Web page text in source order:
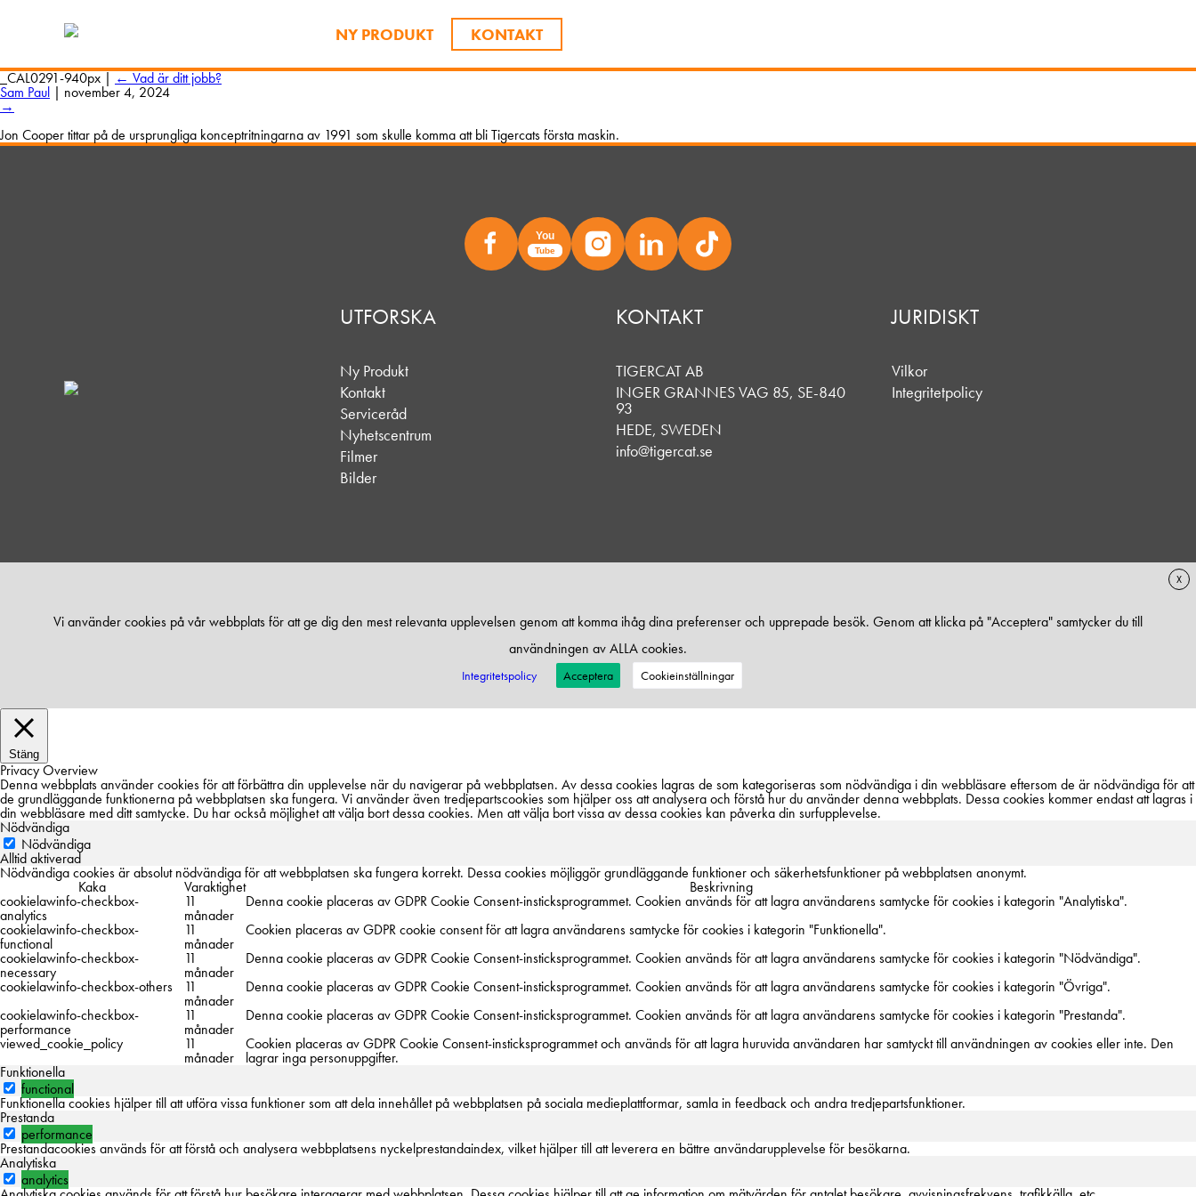
NY PRODUKT KONTAKT
_CAL0291-940px | ← Vad är ditt jobb?
Sam Paul | november 4, 2024
→
Jon Cooper tittar på de ursprungliga konceptritningarna av 1991 som skulle komma att bli Tigercats första maskin.
You
Tube
UTFORSKA
Ny Produkt
Kontakt
Serviceråd
Nyhetscentrum
Filmer
Bilder
KONTAKT
TIGERCAT AB
INGER GRANNES VAG 85, SE-840
93
HEDE, SWEDEN
info@tigercat.se
JURIDISKT
Vilkor
Integritetpolicy
X
Vi använder cookies på vår webbplats för att ge dig den mest relevanta upplevelsen genom att komma ihåg dina preferenser och upprepade besök. Genom att klicka på "Acceptera" samtycker du till
användningen av ALLA cookies.
Integritetspolicy Acceptera Cookieinställningar
Stäng
Privacy Overview
Denna webbplats använder cookies för att förbättra din upplevelse när du navigerar på webbplatsen. Av dessa cookies lagras de som kategoriseras som nödvändiga i din webbläsare eftersom de är nödvändiga för att
de grundläggande funktionerna på webbplatsen ska fungera. Vi använder även tredjepartscookies som hjälper oss att analysera och förstå hur du använder denna webbplats. Dessa cookies kommer endast att lagras i
din webbläsare med ditt samtycke. Du har också möjlighet att välja bort dessa cookies. Men att välja bort vissa av dessa cookies kan påverka din surfupplevelse.
Nödvändiga
Nödvändiga
Alltid aktiverad
Nödvändiga cookies är absolut nödvändiga för att webbplatsen ska fungera korrekt. Dessa cookies möjliggör grundläggande funktioner och säkerhetsfunktioner på webbplatsen anonymt.
Kaka Varaktighet Beskrivning
cookielawinfo-checkbox-
analytics
11
månader
Denna cookie placeras av GDPR Cookie Consent-insticksprogrammet. Cookien används för att lagra användarens samtycke för cookies i kategorin "Analytiska".
cookielawinfo-checkbox-
functional
11
månader
Cookien placeras av GDPR cookie consent för att lagra användarens samtycke för cookies i kategorin "Funktionella".
cookielawinfo-checkbox-
necessary
11
månader
Denna cookie placeras av GDPR Cookie Consent-insticksprogrammet. Cookien används för att lagra användarens samtycke för cookies i kategorin "Nödvändiga".
cookielawinfo-checkbox-others
11
månader
Denna cookie placeras av GDPR Cookie Consent-insticksprogrammet. Cookien används för att lagra användarens samtycke för cookies i kategorin "Övriga".
cookielawinfo-checkbox-
performance
11
månader
Denna cookie placeras av GDPR Cookie Consent-insticksprogrammet. Cookien används för att lagra användarens samtycke för cookies i kategorin "Prestanda".
viewed_cookie_policy
11
månader
Cookien placeras av GDPR Cookie Consent-insticksprogrammet och används för att lagra huruvida användaren har samtyckt till användningen av cookies eller inte. Den
lagrar inga personuppgifter.
Funktionella
functional
Funktionella cookies hjälper till att utföra vissa funktioner som att dela innehållet på webbplatsen på sociala medieplattformar, samla in feedback och andra tredjepartsfunktioner.
Prestanda
performance
Prestandacookies används för att förstå och analysera webbplatsens nyckelprestandaindex, vilket hjälper till att leverera en bättre användarupplevelse för besökarna.
Analytiska
analytics